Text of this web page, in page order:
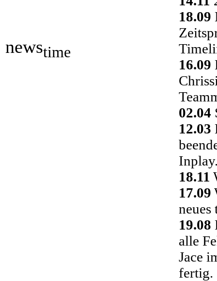
newstime
18.09
16.09
02.04
12.03
18.11
17.09
19.08
alle
Jace
fertig.